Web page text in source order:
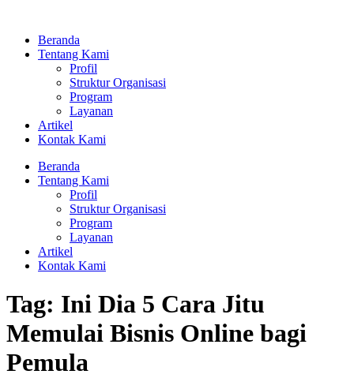
kontenBeranda
Tentang Kami
Profil
Struktur Organisasi
Program
Layanan
Artikel
Kontak Kami
Beranda
Tentang Kami
Profil
Struktur Organisasi
Program
Layanan
Artikel
Kontak Kami
Tag: Ini Dia 5 Cara Jitu
Memulai Bisnis Online bagi
Pemula